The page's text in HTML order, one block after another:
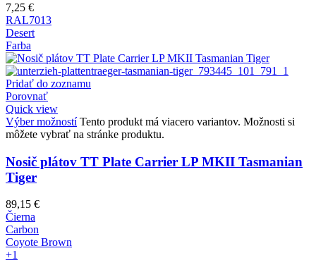
7,25 €
RAL7013
Desert
Farba
Pridať do zoznamu
Porovnať
Quick view
Výber možností Tento produkt má viacero variantov. Možnosti si
môžete vybrať na stránke produktu.
Nosič plátov TT Plate Carrier LP MKII Tasmanian
Tiger
89,15 €
Čierna
Carbon
Coyote Brown
+1